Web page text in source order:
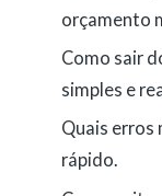
orçamento
Como sair
simples e
Quais erros
rápido.